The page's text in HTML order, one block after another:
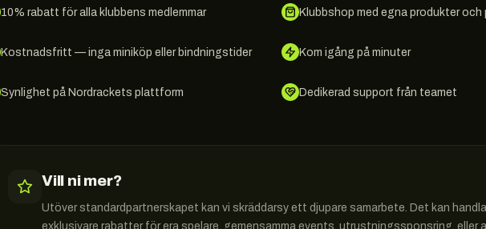
10% rabatt för alla klubbens medlemmar Klubbshop med egna produkter och
Kostnadsfritt — inga miniköp eller bindningstider Kom igång på minuter
Synlighet på Nordrackets plattform Dedikerad support från teamet
Vill ni mer?
Utöver standardpartnerskapet kan vi skräddarsy ett djupare samarbete. Det kan
exklusivare rabatter för era spelare, gemensamma events, utrustningssponsring, eller